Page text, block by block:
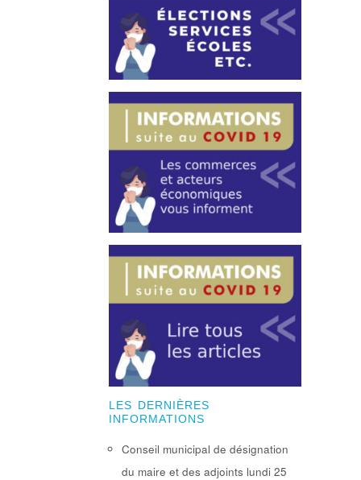
LES DERNIÈRES
INFORMATIONS
Conseil municipal de désignation
du maire et des adjoints lundi 25